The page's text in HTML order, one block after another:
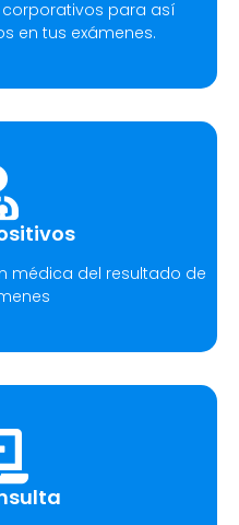
para así
en tus exámenes.
médica del resultado de